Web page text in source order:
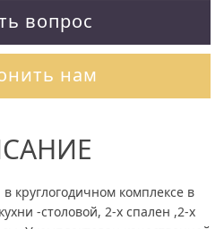
вопрос
нам
круглогодичном комплексе в
-столовой, 2-х спален ,2-х